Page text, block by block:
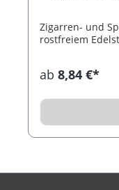
Zigarren- und
rostfreiem
ab 8,84 €*